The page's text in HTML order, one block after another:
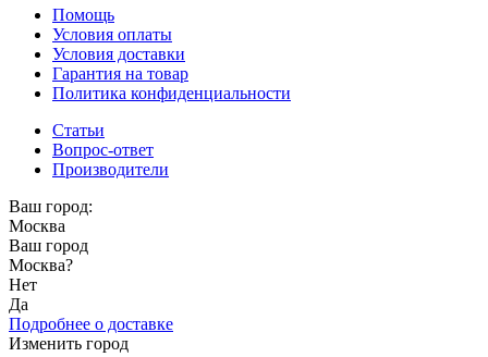
Помощь
Условия оплаты
Условия доставки
Гарантия на товар
Политика конфиденциальности
Статьи
Вопрос-ответ
Производители
Ваш город:
Москва
Ваш город
Москва?
Нет
Да
Подробнее о доставке
Изменить город